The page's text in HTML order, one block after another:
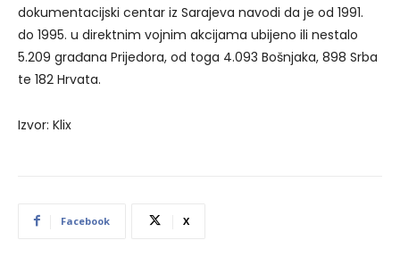
dokumentacijski centar iz Sarajeva navodi da je od 1991.
do 1995. u direktnim vojnim akcijama ubijeno ili nestalo
5.209 građana Prijedora, od toga 4.093 Bošnjaka, 898 Srba
te 182 Hrvata.
Izvor: Klix
Facebook X